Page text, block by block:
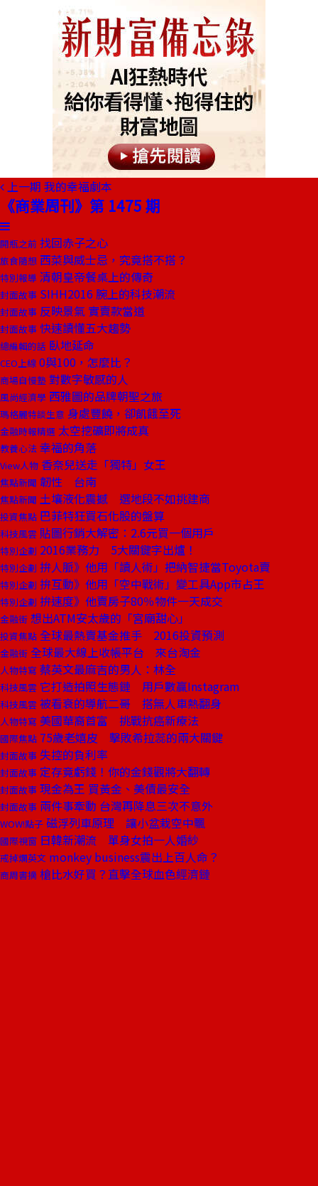
上一期 我的幸福劇本
《商業周刊》第 1475 期
開瓶之前 找回赤子之心
旅食隨想 西菜與威士忌，究竟搭不搭？
特別報導 清朝皇帝餐桌上的傳奇
封面故事 SIHH2016 腕上的科技潮流
封面故事 反映景氣 實賣款當道
封面故事 快速讀懂五大趨勢
總編輯的話 臥地延命
CEO上線 0與100，怎麼比？
商場自慢塾 對數字敏感的人
風尚經濟學 西雅圖的品牌朝聖之旅
瑪格麗特談生意 身處豐饒，卻飢餓至死
金融時報精選 太空挖礦即將成真
教養心法 幸福的角落
View人物 香奈兒送走「獨特」女王
焦點新聞 韌性 台南
焦點新聞 土壤液化震撼 選地段不如挑建商
投資焦點 巴菲特狂買石化股的盤算
科技風雲 貼圖行銷大解密：2.6元買一個用戶
特別企劃 2016業務力 5大關鍵字出爐！
特別企劃 拚人脈》他用「讀人術」把納智捷當Toyota賣
特別企劃 拚互動》他用「空中戰術」變工具App市占王
特別企劃 拚速度》他賣房子80％物件一天成交
金融街 想出ATM安太歲的「宮廟甜心」
投資焦點 全球最熱賣基金推手 2016投資預測
金融街 全球最大線上收帳平台 來台淘金
人物特寫 蔡英文最麻吉的男人：林全
科技風雲 它打造拍照生態鏈 用戶數贏Instagram
科技風雲 被看衰的導航二哥 搭無人車熱翻身
人物特寫 美國華裔首富 挑戰抗癌新療法
國際焦點 75歲老嬉皮 擊敗希拉蕊的兩大關鍵
封面故事 失控的負利率
封面故事 定存竟虧錢！你的金錢觀將大翻轉
封面故事 現金為王 買黃金、美債最安全
封面故事 兩件事牽動 台灣再降息三次不意外
WOW!點子 磁浮列車原理 讓小盆栽空中飄
國際視窗 日韓新潮流 單身女拍一人婚紗
戒掉爛英文 monkey business震出上百人命？
商周書摘 槍比水好買？直擊全球血色經濟鏈